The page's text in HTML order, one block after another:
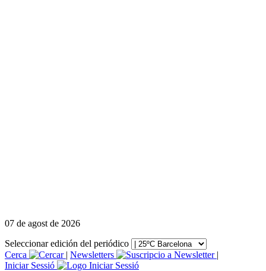
07 de agost de 2026
Seleccionar edición del periódico
Cerca
| Newsletters
|
Iniciar Sessió